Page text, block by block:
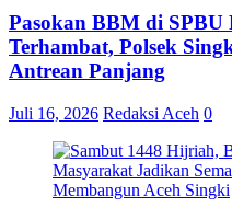
Pasokan BBM di SPBU
Terhambat, Polsek
Antrean Panjang
Juli 16, 2026 Redaksi Aceh 0